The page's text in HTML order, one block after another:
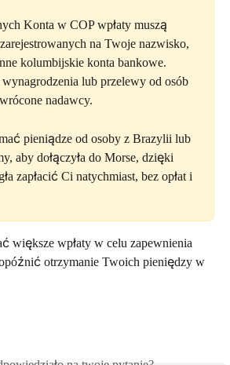
Konta w COP wpłaty muszą
na Twoje nazwisko,
kolumbijskie konta bankowe.
lub przelewy od osób
nadawcy.
pieniądze od osoby z Brazylii lub
aby dołączyła do Morse, dzięki
zapłacić Ci natychmiast, bez opłat i
większe wpłaty w celu zapewnienia
otrzymanie Twoich pieniędzy w